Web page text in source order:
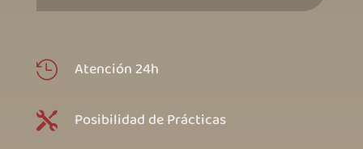
 Atención 24h
 Posibilidad de Prácticas